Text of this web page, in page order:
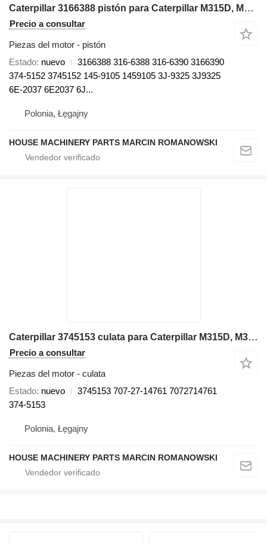
Caterpillar 3166388 pistón para Caterpillar M315D, M316D excavadora
Precio a consultar
Piezas del motor - pistón
Estado nuevo
3166388 316-6388 316-6390 3166390
374-5152 3745152 145-9105 1459105 3J-9325 3J9325
6E-2037 6E2037 6J...
Polonia, Łęgajny
HOUSE MACHINERY PARTS MARCIN ROMANOWSKI
Caterpillar 3745153 culata para Caterpillar M315D, M316D, M317D 2 M320 excavadora
Precio a consultar
Piezas del motor - culata
Estado nuevo
3745153 707-27-14761 7072714761
374-5153
Polonia, Łęgajny
HOUSE MACHINERY PARTS MARCIN ROMANOWSKI